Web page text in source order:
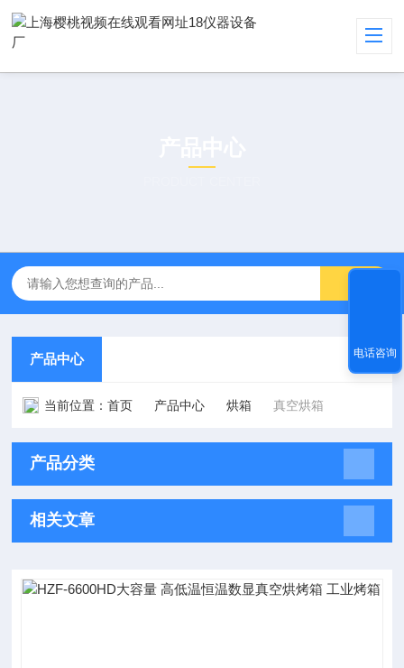
产品中心
当前位置：首页 产品中心 烘箱 真空烘箱
产品分类
相关文章
电话咨询